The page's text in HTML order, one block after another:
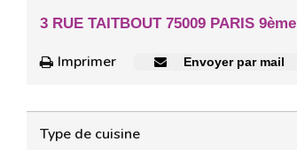
3 RUE TAITBOUT 75009 PARIS 9ème
Imprimer
Envoyer par mail
Type de cuisine